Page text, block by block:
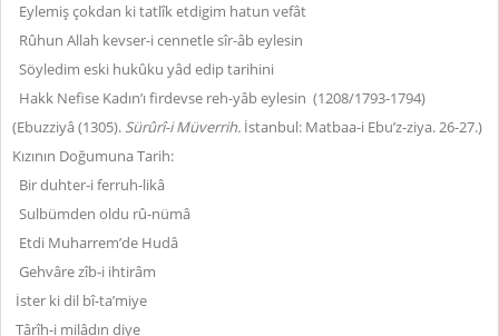
Eylemiş çokdan ki tatlîk etdigim hatun vefât
Rûhun Allah kevser-i cennetle sîr-âb eylesin
Söyledim eski hukûku yâd edip tarihini
Hakk Nefise Kadın’ı firdevse reh-yâb eylesin (1208/1793-1794)
(Ebuzziyâ (1305). Sürûrî-i Müverrih. İstanbul: Matbaa-i Ebu’z-ziya. 26-27.)
Kızının Doğumuna Tarih:
Bir duhter-i ferruh-likâ
Sulbümden oldu rû-nümâ
Etdi Muharrem’de Hudâ
Gehvâre zîb-i ihtirâm
İster ki dil bî-ta’miye
Târîh-i milâdın diye